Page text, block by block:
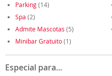
Parking(14)
Spa (2)
Admite Mascotas (5)
Minibar Gratuito(1)
Especial para...